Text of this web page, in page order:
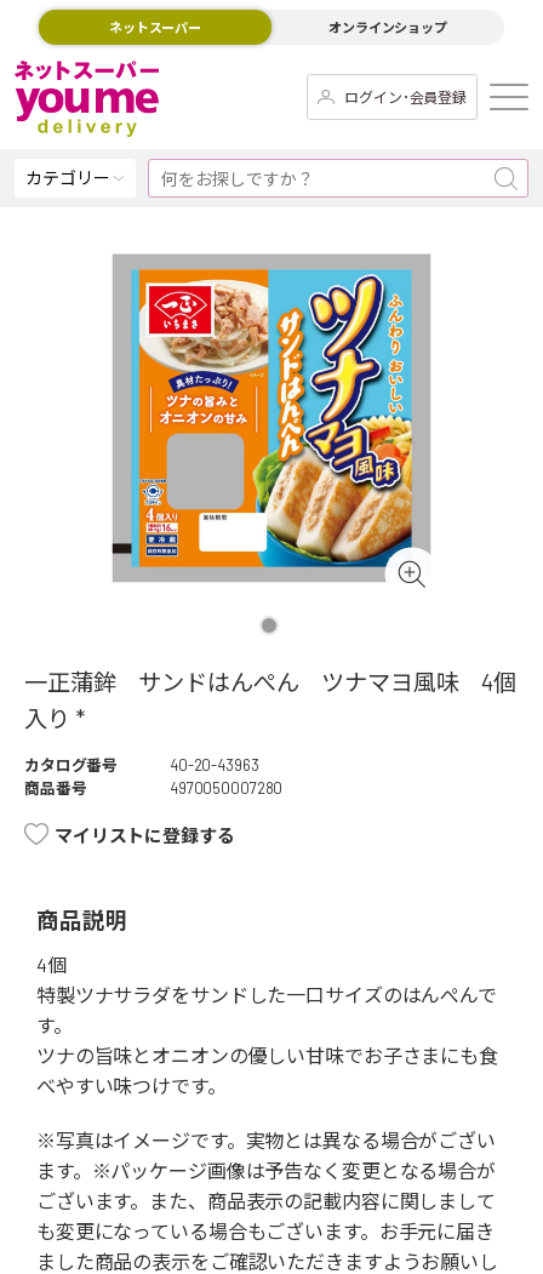
ネットスーパー オンラインショップ
ログイン･会員登録
カテゴリー
一正蒲鉾 サンドはんぺん ツナマヨ風味 4個
入り *
カタログ番号
40-20-43963
商品番号
4970050007280
マイリストに登録する
商品説明
4個
特製ツナサラダをサンドした一口サイズのはんぺんで
す。
ツナの旨味とオニオンの優しい甘味でお子さまにも食
べやすい味つけです。
※写真はイメージです。実物とは異なる場合がござい
ます。※パッケージ画像は予告なく変更となる場合が
ございます。また、商品表示の記載内容に関しまして
も変更になっている場合もございます。お手元に届き
ました商品の表示をご確認いただきますようお願いし